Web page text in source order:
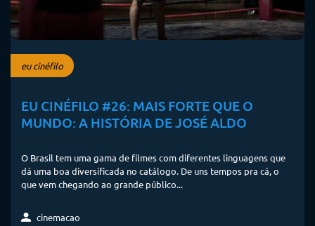
eu cinéfilo
EU CINÉFILO #26: MAIS FORTE QUE O
MUNDO: A HISTÓRIA DE JOSÉ ALDO
O Brasil tem uma gama de filmes com diferentes linguagens que
dá uma boa diversificada no catálogo. De uns tempos pra cá, o
que vem chegando ao grande público...
cinemacao